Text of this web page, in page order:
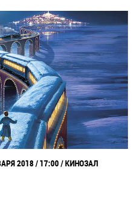
2018 / 17:00 / КИНОЗАЛ